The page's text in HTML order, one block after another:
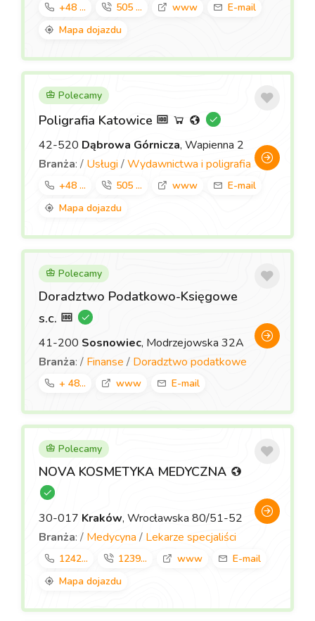
+48 ... 505 ... www
E-mail
Mapa dojazdu
Polecamy
Poligrafia Katowice
42-520 Dąbrowa Górnicza, Wapienna 2
Branża: / Usługi /Wydawnictwa i poligrafia
+48 ... 505 ... www
E-mail
Mapa dojazdu
Polecamy
Doradztwo Podatkowo-Księgowe
s.c.
41-200 Sosnowiec, Modrzejowska 32A
Branża: / Finanse / Doradztwo podatkowe
+ 48... www E-mail
Polecamy
NOVA KOSMETYKA MEDYCZNA
30-017 Kraków, Wrocławska 80/51-52
Branża: / Medycyna / Lekarze specjaliści
1242... 1239... www
E-mail
Mapa dojazdu